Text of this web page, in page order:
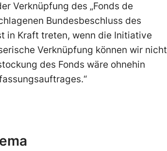
Verknüpfung des „Fonds de
Bundesbeschluss des
in Kraft treten, wenn die Initiative
Verknüpfung können wir nicht
des Fonds wäre ohnehin